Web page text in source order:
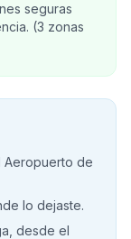
seguras
(3 zonas
Aeropuerto de
lo dejaste.
desde el